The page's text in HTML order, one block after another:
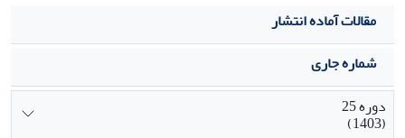
مقالات آماده انتشار
شماره جاری
دوره 25
(1403)